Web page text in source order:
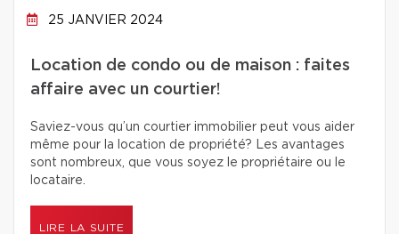
25 JANVIER 2024
Location de condo ou de maison : faites
affaire avec un courtier!
Saviez-vous qu’un courtier immobilier peut vous aider
même pour la location de propriété? Les avantages
sont nombreux, que vous soyez le propriétaire ou le
locataire.
LIRE LA SUITE